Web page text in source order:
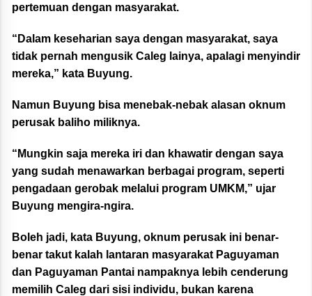
pertemuan dengan masyarakat.
“Dalam keseharian saya dengan masyarakat, saya
tidak pernah mengusik Caleg lainya, apalagi menyindir
mereka,” kata Buyung.
Namun Buyung bisa menebak-nebak alasan oknum
perusak baliho miliknya.
“Mungkin saja mereka iri dan khawatir dengan saya
yang sudah menawarkan berbagai program, seperti
pengadaan gerobak melalui program UMKM,” ujar
Buyung mengira-ngira.
Boleh jadi, kata Buyung, oknum perusak ini benar-
benar takut kalah lantaran masyarakat Paguyaman
dan Paguyaman Pantai nampaknya lebih cenderung
memilih Caleg dari sisi individu, bukan karena